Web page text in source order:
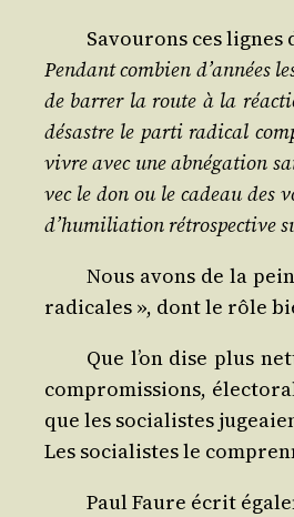
Savou­rons ces
Pen­dant com­bien d’an­nées
de bar­rer la route à la
désastre le par­ti radi­cal
vivre avec une abné­ga­tion
vec le don ou le cadeau des
d’hu­mi­lia­tion rétros­pec­tive
Nous avons de la
radi­cales », dont le rôle
Que l’on dise plus
com­pro­mis­sions,
que les socia­listes
Les socia­listes le
Paul Faure écrit